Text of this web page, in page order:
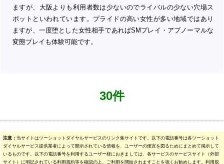
ますが、大阪よりも利用者数は少ないのでライバルの少ない穴場ス
ポットといわれています。プライドの高い女性が多い地域ではあり
ますが、一度堕とした女性相手であればSMプレイ・アブノーマルな
変態プレイも体験可能です。
30件
注意： 当サイトはツーショットダイヤルサービスのリンク集サイトです。以下の電話番号は各ツーショット
ダイヤルサービス提供業者によって開示されている情報を、ユーザーの便宜を図るためにまとめて掲示して
いるものです。以下の電話番号を利用するユーザー様におきましては、各サービスのサービスサイト（外部
サイト）に明記されている利用規約等を確認の上、ご利用を開始されますことを強くお勧めします。利用規